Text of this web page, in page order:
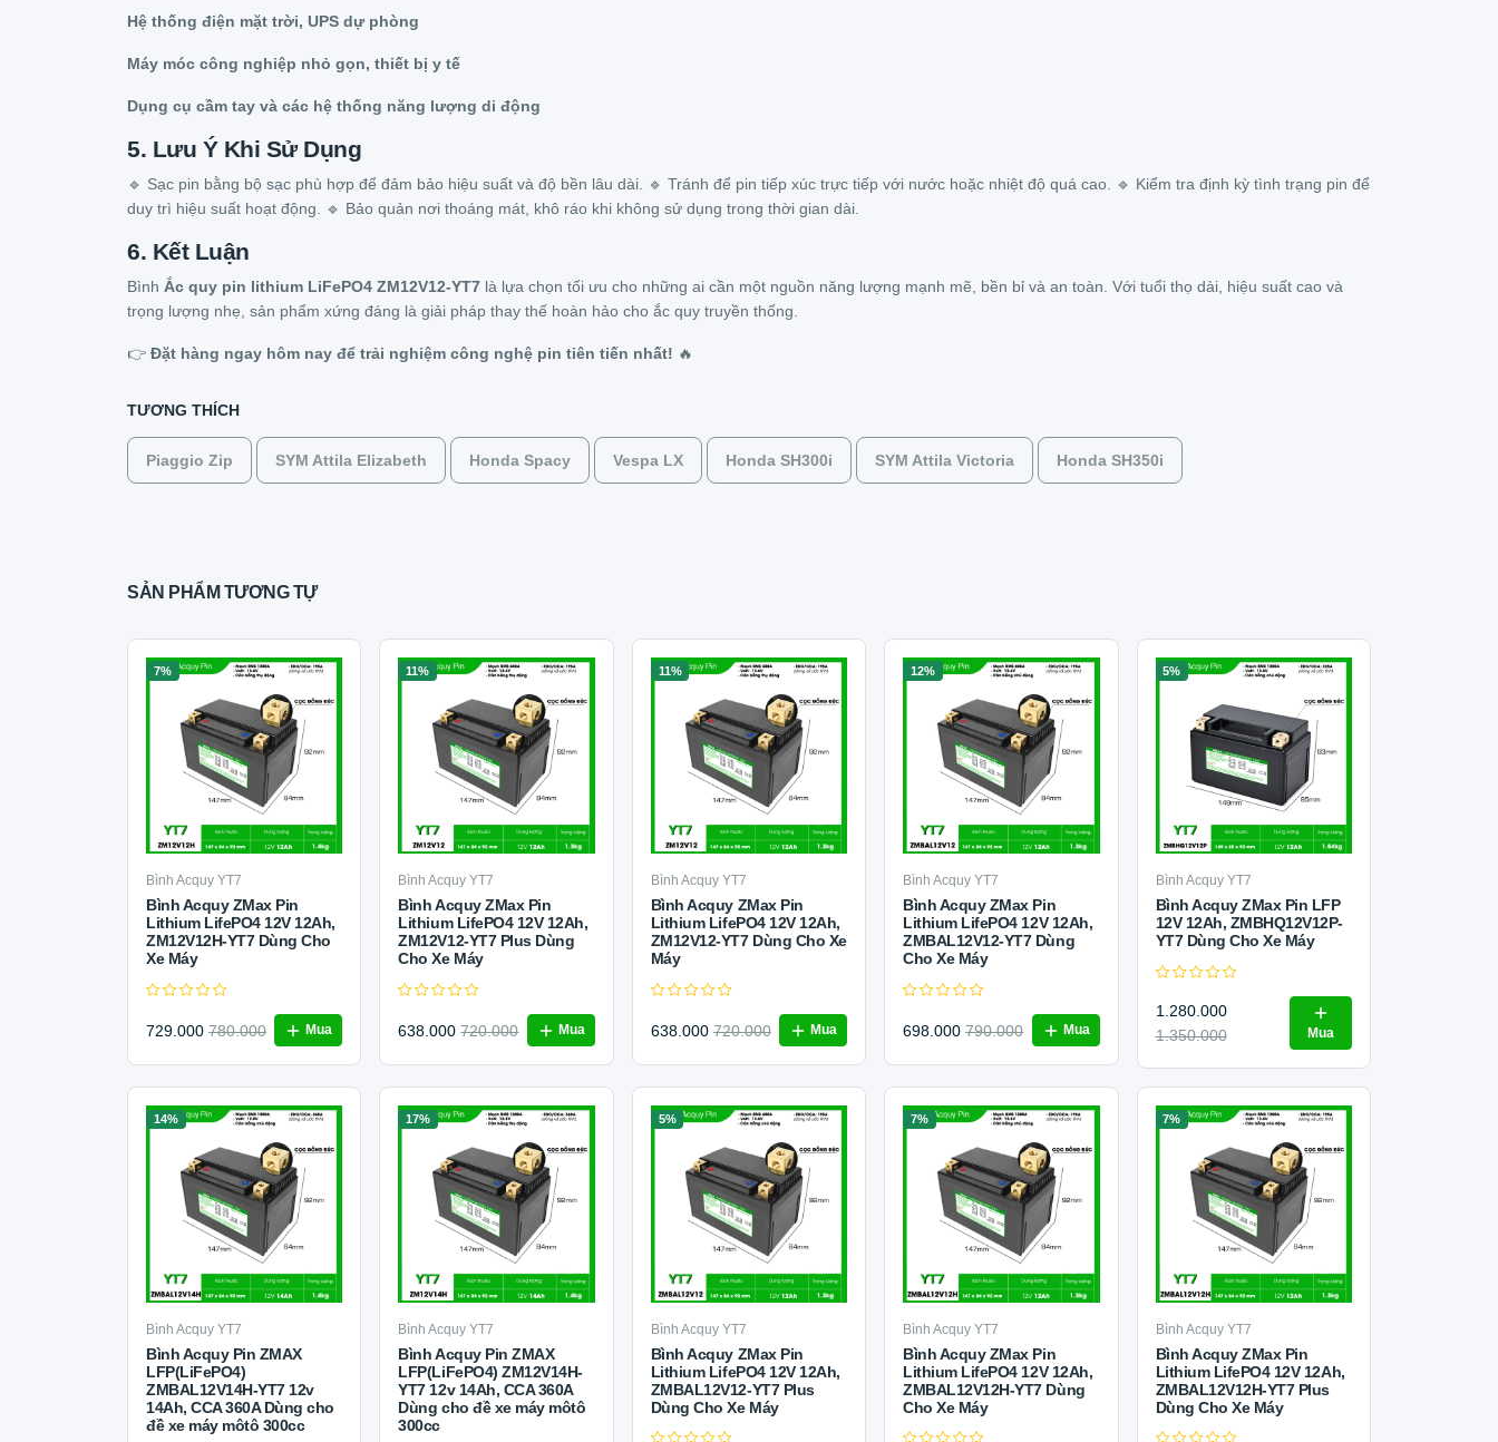
Hệ thống điện mặt trời, UPS dự phòng
Máy móc công nghiệp nhỏ gọn, thiết bị y tế
Dụng cụ cầm tay và các hệ thống năng lượng di động
5. Lưu Ý Khi Sử Dụng
🔹 Sạc pin bằng bộ sạc phù hợp để đảm bảo hiệu suất và độ bền lâu dài. 🔹 Tránh để pin tiếp xúc trực tiếp với nước hoặc nhiệt độ quá cao. 🔹 Kiểm tra định kỳ tình trạng pin để
duy trì hiệu suất hoạt động. 🔹 Bảo quản nơi thoáng mát, khô ráo khi không sử dụng trong thời gian dài.
6. Kết Luận
Bình Ắc quy pin lithium LiFePO4 ZM12V12-YT7 là lựa chọn tối ưu cho những ai cần một nguồn năng lượng mạnh mẽ, bền bỉ và an toàn. Với tuổi thọ dài, hiệu suất cao và
trọng lượng nhẹ, sản phẩm xứng đáng là giải pháp thay thế hoàn hảo cho ắc quy truyền thống.
👉 Đặt hàng ngay hôm nay để trải nghiệm công nghệ pin tiên tiến nhất! 🔥
TƯƠNG THÍCH
Piaggio Zip SYM Attila Elizabeth Honda Spacy Vespa LX Honda SH300i SYM Attila Victoria Honda SH350i
SẢN PHẨM TƯƠNG TỰ
7%
Bình Acquy YT7
Bình Acquy ZMax Pin
Lithium LifePO4 12V 12Ah,
ZM12V12H-YT7 Dùng Cho
Xe Máy
729.000 780.000 Mua
11%
Bình Acquy YT7
Bình Acquy ZMax Pin
Lithium LifePO4 12V 12Ah,
ZM12V12-YT7 Plus Dùng
Cho Xe Máy
638.000 720.000 Mua
11%
Bình Acquy YT7
Bình Acquy ZMax Pin
Lithium LifePO4 12V 12Ah,
ZM12V12-YT7 Dùng Cho Xe
Máy
638.000 720.000 Mua
12%
Bình Acquy YT7
Bình Acquy ZMax Pin
Lithium LifePO4 12V 12Ah,
ZMBAL12V12-YT7 Dùng
Cho Xe Máy
698.000 790.000 Mua
5%
Bình Acquy YT7
Bình Acquy ZMax Pin LFP
12V 12Ah, ZMBHQ12V12P-
YT7 Dùng Cho Xe Máy
1.280.000
1.350.000
Mua
14%
Bình Acquy YT7
Bình Acquy Pin ZMAX
LFP(LiFePO4)
ZMBAL12V14H-YT7 12v
14Ah, CCA 360A Dùng cho
đề xe máy môtô 300cc
17%
Bình Acquy YT7
Bình Acquy Pin ZMAX
LFP(LiFePO4) ZM12V14H-
YT7 12v 14Ah, CCA 360A
Dùng cho đề xe máy môtô
300cc
5%
Bình Acquy YT7
Bình Acquy ZMax Pin
Lithium LifePO4 12V 12Ah,
ZMBAL12V12-YT7 Plus
Dùng Cho Xe Máy
7%
Bình Acquy YT7
Bình Acquy ZMax Pin
Lithium LifePO4 12V 12Ah,
ZMBAL12V12H-YT7 Dùng
Cho Xe Máy
7%
Bình Acquy YT7
Bình Acquy ZMax Pin
Lithium LifePO4 12V 12Ah,
ZMBAL12V12H-YT7 Plus
Dùng Cho Xe Máy